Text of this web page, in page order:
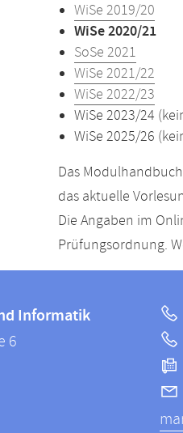
WiSe 2019/20
WiSe 2020/21
SoSe 2021
WiSe 2021/22
WiSe 2022/23
WiSe 2023/24
WiSe 2025/26
Das
das aktuelle
Die Angaben im
Prüfungsordnung.
Informatik
6